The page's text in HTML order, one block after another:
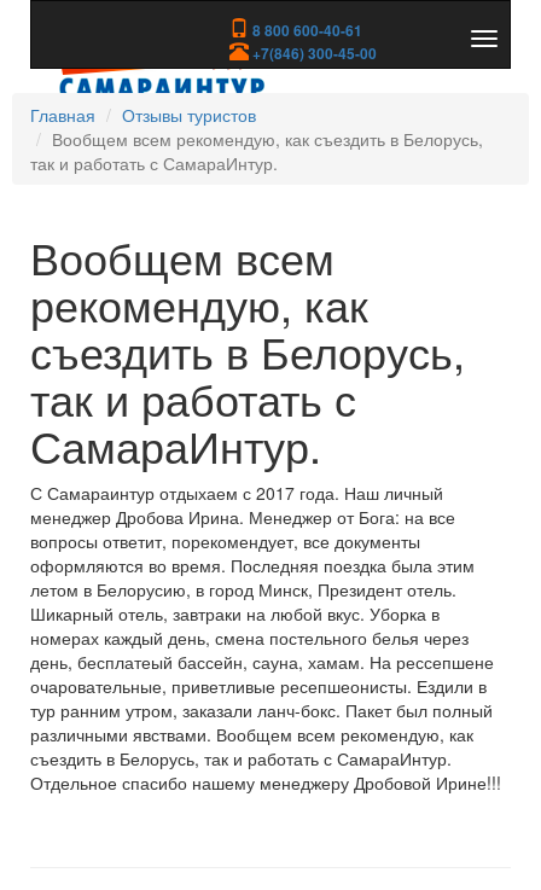
8 800 600-40-61
+7(846) 300-45-00
скрыть
Главная
Отзывы туристов
Вообщем всем рекомендую, как съездить в Белорусь,
так и работать с СамараИнтур.
Вообщем всем
рекомендую, как
съездить в Белорусь,
так и работать с
СамараИнтур.
С Самараинтур отдыхаем с 2017 года. Наш личный
менеджер Дробова Ирина. Менеджер от Бога: на все
вопросы ответит, порекомендует, все документы
оформляются во время. Последняя поездка была этим
летом в Белорусию, в город Минск, Президент отель.
Шикарный отель, завтраки на любой вкус. Уборка в
номерах каждый день, смена постельного белья через
день, бесплатеый бассейн, сауна, хамам. На рессепшене
очаровательные, приветливые ресепшеонисты. Ездили в
тур ранним утром, заказали ланч-бокс. Пакет был полный
различными явствами. Вообщем всем рекомендую, как
съездить в Белорусь, так и работать с СамараИнтур.
Отдельное спасибо нашему менеджеру Дробовой Ирине!!!